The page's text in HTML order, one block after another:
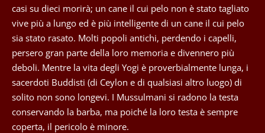
casi su dieci morirà; un cane il cui pelo non è stato tagliato
vive più a lungo ed è più intelligente di un cane il cui pelo
sia stato rasato. Molti popoli antichi, perdendo i capelli,
persero gran parte della loro memoria e divennero più
deboli. Mentre la vita degli Yogi è proverbialmente lunga, i
sacerdoti Buddisti (di Ceylon e di qualsiasi altro luogo) di
solito non sono longevi. I Mussulmani si radono la testa
conservando la barba, ma poiché la loro testa è sempre
coperta, il pericolo è minore.